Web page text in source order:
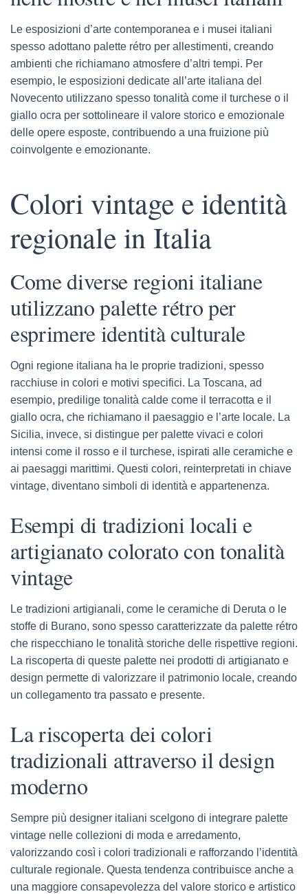
Le esposizioni d’arte contemporanea e i musei italiani
spesso adottano palette rétro per allestimenti, creando
ambienti che richiamano atmosfere d’altri tempi. Per
esempio, le esposizioni dedicate all’arte italiana del
Novecento utilizzano spesso tonalità come il turchese o il
giallo ocra per sottolineare il valore storico e emozionale
delle opere esposte, contribuendo a una fruizione più
coinvolgente e emozionante.
Colori vintage e identità
regionale in Italia
Come diverse regioni italiane
utilizzano palette rétro per
esprimere identità culturale
Ogni regione italiana ha le proprie tradizioni, spesso
racchiuse in colori e motivi specifici. La Toscana, ad
esempio, predilige tonalità calde come il terracotta e il
giallo ocra, che richiamano il paesaggio e l’arte locale. La
Sicilia, invece, si distingue per palette vivaci e colori
intensi come il rosso e il turchese, ispirati alle ceramiche e
ai paesaggi marittimi. Questi colori, reinterpretati in chiave
vintage, diventano simboli di identità e appartenenza.
Esempi di tradizioni locali e
artigianato colorato con tonalità
vintage
Le tradizioni artigianali, come le ceramiche di Deruta o le
stoffe di Burano, sono spesso caratterizzate da palette rétro
che rispecchiano le tonalità storiche delle rispettive regioni.
La riscoperta di queste palette nei prodotti di artigianato e
design permette di valorizzare il patrimonio locale, creando
un collegamento tra passato e presente.
La riscoperta dei colori
tradizionali attraverso il design
moderno
Sempre più designer italiani scelgono di integrare palette
vintage nelle collezioni di moda e arredamento,
valorizzando così i colori tradizionali e rafforzando l’identità
culturale regionale. Questa tendenza contribuisce anche a
una maggiore consapevolezza del valore storico e artistico